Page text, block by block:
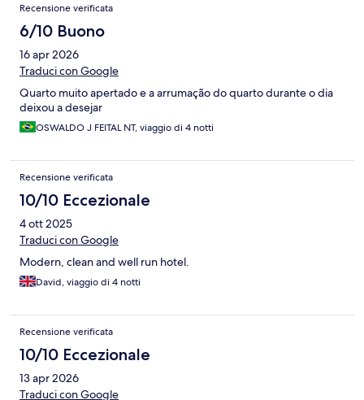
Recensione verificata
6/10 Buono
16 apr 2026
Traduci con Google
Quarto muito apertado e a arrumação do quarto durante o dia
deixou a desejar
OSWALDO J FEITAL NT, viaggio di 4 notti
Recensione verificata
10/10 Eccezionale
4 ott 2025
Traduci con Google
Modern, clean and well run hotel.
David, viaggio di 4 notti
Recensione verificata
10/10 Eccezionale
13 apr 2026
Traduci con Google